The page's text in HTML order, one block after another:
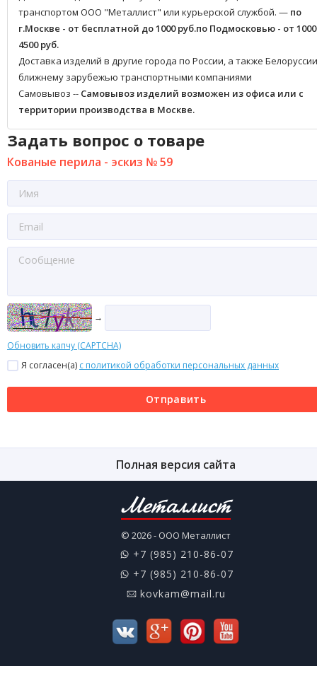
транспортом ООО "Металлист" или курьерской службой. — по
г.Москве - от бесплатной до 1000 руб.по Подмосковью - от
4500 руб.
Доставка изделий в другие города по России, а также
ближнему зарубежью транспортными компаниями
Самовывоз -- Самовывоз изделий возможен из офиса или с
территории производства в Москве.
Задать вопрос о товаре
Кованые перила - эскиз № 59
→
Обновить капчу (CAPTCHA)
Я согласен(a) с политикой обработки персональных данных
Отправить
Полная версия сайта
Металлист
© 2026 - ООО Металлист
+7 (985) 210-86-07
+7 (985) 210-86-07
kovkam@mail.ru